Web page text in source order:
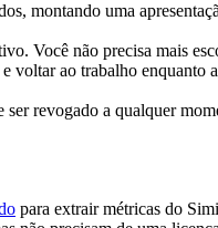
montando uma
Você não precisa mais
voltar ao trabalho enquanto
ser revogado a qualquer
para extrair métricas do